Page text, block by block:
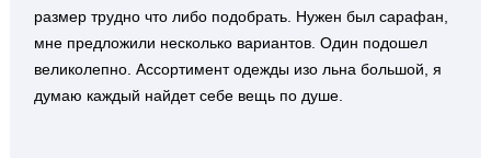
размер трудно что либо подобрать. Нужен был сарафан,
мне предложили несколько вариантов. Один подошел
великолепно. Ассортимент одежды изо льна большой, я
думаю каждый найдет себе вещь по душе.